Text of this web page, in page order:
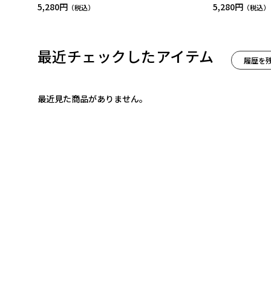
5,280円
5,280円
最近チェックしたアイテム
最近見た商品がありません。
履歴を